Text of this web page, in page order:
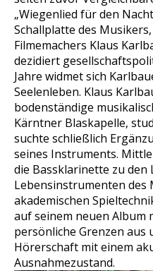
„Wiegenlied für den
Schallplatte des
Filmemachers Klaus
dezidiert
Jahre widmet sich
Seelenleben. Klaus
bodenständige
Kärntner Blaskapelle,
suchte schließlich
seines Instruments.
die Bassklarinette zu den
Lebensinstrumenten des
akademischen
auf seinem neuen Album
persönliche Grenzen
Hörerschaft mit einem
Ausnahmezustand.